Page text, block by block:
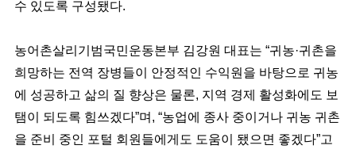
수 있도록 구성됐다.
농어촌살리기범국민운동본부 김강원 대표는 “귀농·귀촌을
희망하는 전역 장병들이 안정적인 수익원을 바탕으로 귀농
에 성공하고 삶의 질 향상은 물론, 지역 경제 활성화에도 보
탬이 되도록 힘쓰겠다”며, “농업에 종사 중이거나 귀농 귀촌
을 준비 중인 포털 회원들에게도 도움이 됐으면 좋겠다”고